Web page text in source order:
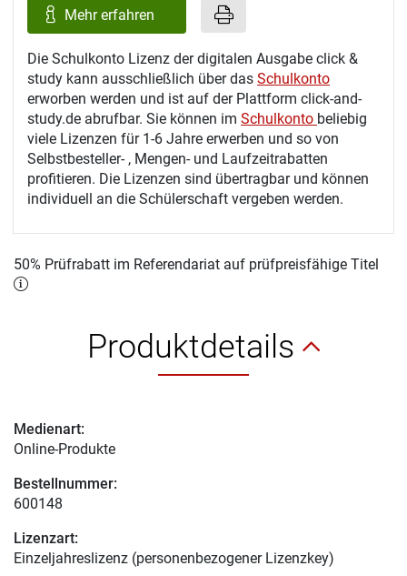
Mehr erfahren
Die Schulkonto Lizenz der digitalen Ausgabe click &
study kann ausschließlich über das Schulkonto
erworben werden und ist auf der Plattform click-and-
study.de abrufbar. Sie können im Schulkonto beliebig
viele Lizenzen für 1-6 Jahre erwerben und so von
Selbstbesteller- , Mengen- und Laufzeitrabatten
profitieren. Die Lizenzen sind übertragbar und können
individuell an die Schülerschaft vergeben werden.
50% Prüfrabatt im Referendariat auf prüfpreisfähige Titel
Produktdetails
Medienart:
Online-Produkte
Bestellnummer:
600148
Lizenzart:
Einzeljahreslizenz (personenbezogener Lizenzkey)